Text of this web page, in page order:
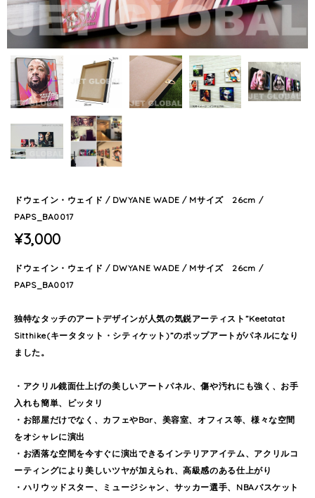
ドウェイン・ウェイド / DWYANE WADE / Mサイズ 26cm /
PAPS_BA0017
¥3,000
ドウェイン・ウェイド / DWYANE WADE / Mサイズ 26cm /
PAPS_BA0017
独特なタッチのアートデザインが人気の気鋭アーティスト”Keetatat
Sitthike(キータタット・シティケット)”のポップアートがパネルになり
ました。
・アクリル鏡面仕上げの美しいアートパネル、傷や汚れにも強く、お手
入れも簡単、ピッタリ
・お部屋だけでなく、カフェやBar、美容室、オフィス等、様々な空間
をオシャレに演出
・お洒落な空間を今すぐに演出できるインテリアアイテム、アクリルコ
ーティングにより美しいツヤが加えられ、高級感のある仕上がり
・ハリウッドスター、ミュージシャン、サッカー選手、NBAバスケット